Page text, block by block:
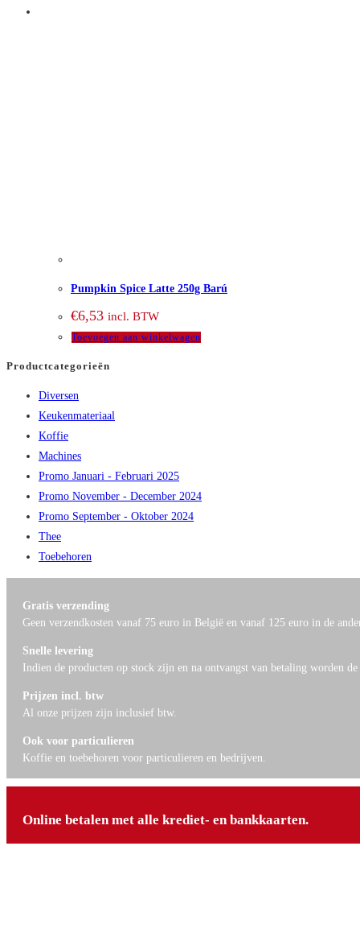
Pumpkin Spice Latte 250g Barú
€6,53 incl. BTW
Toevoegen aan winkelwagen
Productcategorieën
Diversen
Keukenmateriaal
Koffie
Machines
Promo Januari - Februari 2025
Promo November - December 2024
Promo September - Oktober 2024
Thee
Toebehoren
Gratis verzending
Geen verzendkosten vanaf 75 euro in België en vanaf 125 euro in de
Snelle levering
Indien de producten op stock zijn en na ontvangst van betaling worden
Prijzen incl. btw
Al onze prijzen zijn inclusief btw.
Ook voor particulieren
Koffie en toebehoren voor particulieren en bedrijven.
Online betalen met alle krediet- en bankkaarten.